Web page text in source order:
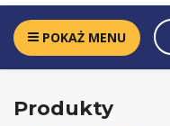
POKAŻ MENU
Produkty